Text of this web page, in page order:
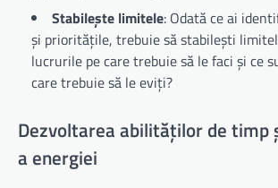
Stabilește limitele: Odată ce ai
și prioritățile, trebuie să stabilești
lucrurile pe care trebuie să le faci și ce
care trebuie să le eviți?
Dezvoltarea abilităților de timp
a energiei